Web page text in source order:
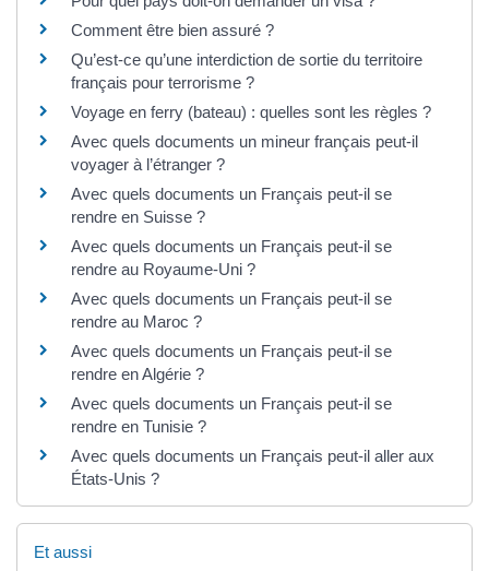
Comment être bien assuré ?
Qu’est-ce qu’une interdiction de sortie du territoire
français pour terrorisme ?
Voyage en ferry (bateau) : quelles sont les règles ?
Avec quels documents un mineur français peut-il
voyager à l’étranger ?
Avec quels documents un Français peut-il se
rendre en Suisse ?
Avec quels documents un Français peut-il se
rendre au Royaume-Uni ?
Avec quels documents un Français peut-il se
rendre au Maroc ?
Avec quels documents un Français peut-il se
rendre en Algérie ?
Avec quels documents un Français peut-il se
rendre en Tunisie ?
Avec quels documents un Français peut-il aller aux
États-Unis ?
Et aussi